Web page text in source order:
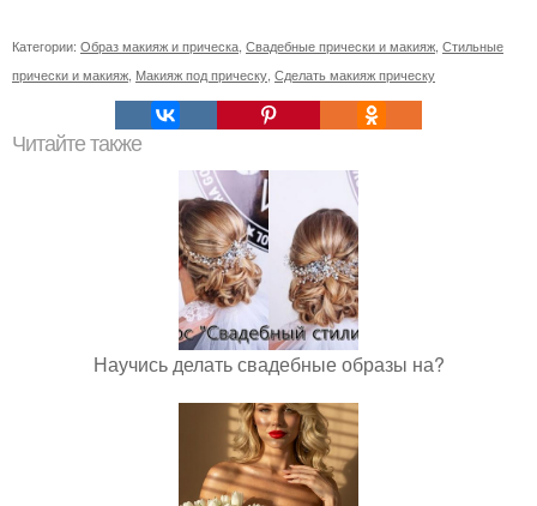
Категории: Образ макияж и прическа, Свадебные прически и макияж, Стильные
прически и макияж, Макияж под прическу, Сделать макияж прическу
Читайте также
Научись делать свадебные образы на?